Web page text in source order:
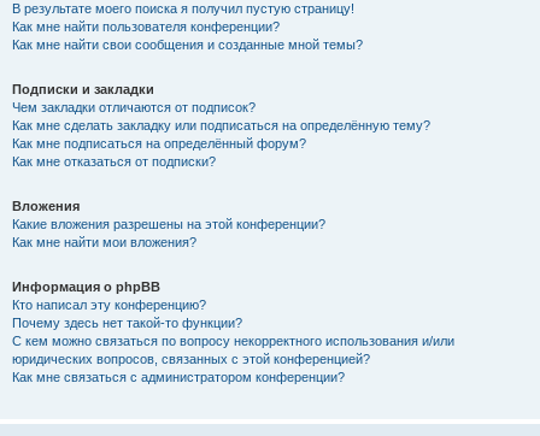
В результате моего поиска я получил пустую страницу!
Как мне найти пользователя конференции?
Как мне найти свои сообщения и созданные мной темы?
Подписки и закладки
Чем закладки отличаются от подписок?
Как мне сделать закладку или подписаться на определённую тему?
Как мне подписаться на определённый форум?
Как мне отказаться от подписки?
Вложения
Какие вложения разрешены на этой конференции?
Как мне найти мои вложения?
Информация о phpBB
Кто написал эту конференцию?
Почему здесь нет такой-то функции?
С кем можно связаться по вопросу некорректного использования и/или
юридических вопросов, связанных с этой конференцией?
Как мне связаться с администратором конференции?